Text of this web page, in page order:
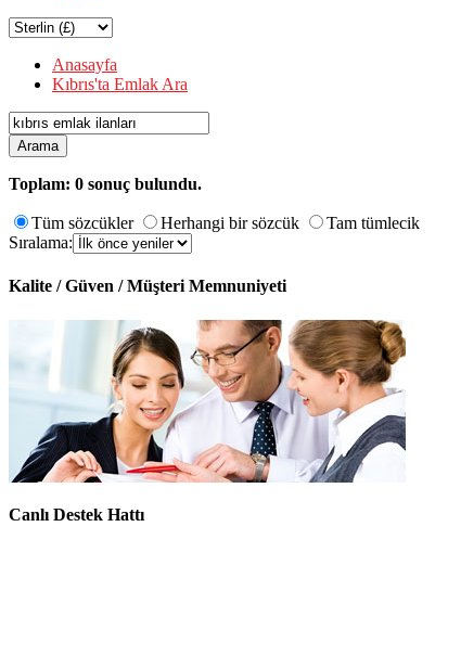
Anasayfa
Kıbrıs'ta Emlak Ara
Arama
Toplam: 0 sonuç bulundu.
Tüm sözcükler Herhangi bir sözcük
Tam tümlecik
Sıralama:
Kalite / Güven / Müşteri Memnuniyeti
Canlı Destek Hattı